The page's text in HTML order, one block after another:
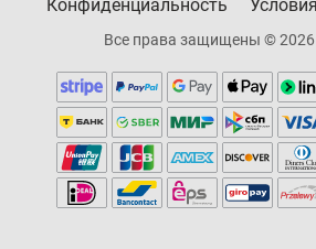
Конфиденциальность
Все права защищены © 2026